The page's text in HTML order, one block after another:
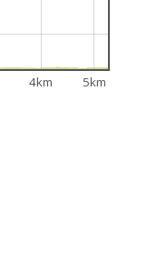
4km 5km